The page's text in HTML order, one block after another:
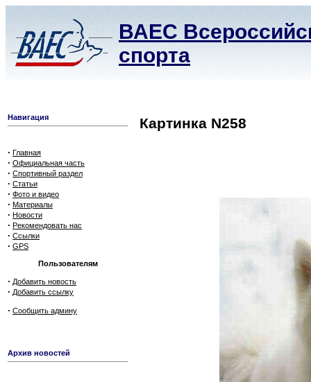
ВАЕС
спорта
Навигация
· Главная
· Официальная часть
· Спортивный раздел
· Статьи
· Фото и видео
· Материалы
· Новости
· Рекомендовать нас
· Ссылки
· GPS
Пользователям
· Добавить новость
· Добавить ссылку
· Сообщить админу
Архив новостей
Картинка N258